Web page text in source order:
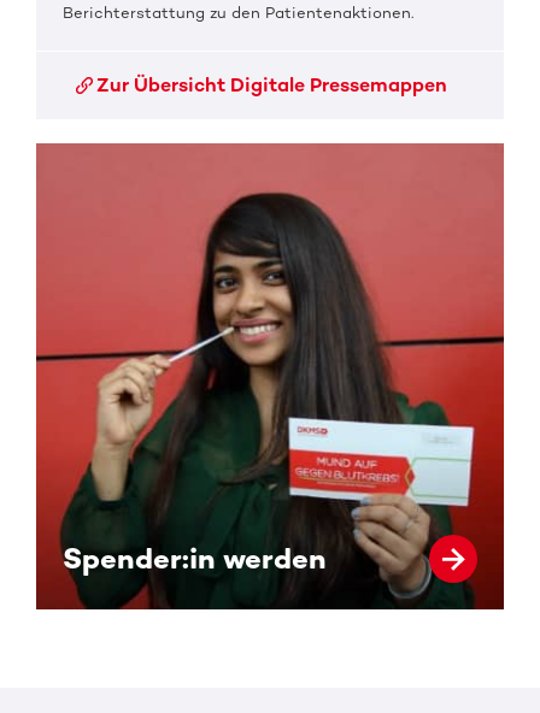
Berichterstattung zu den Patientenaktionen.
Zur Übersicht Digitale Pressemappen
Spender:in werden